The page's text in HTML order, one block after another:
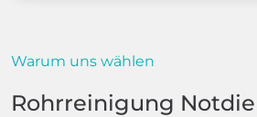
Warum uns wählen
Rohrreinigung